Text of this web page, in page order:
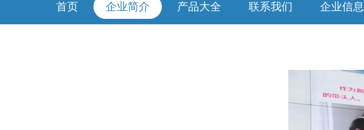
首页 企业简介 产品大全 联系我们 企业信息